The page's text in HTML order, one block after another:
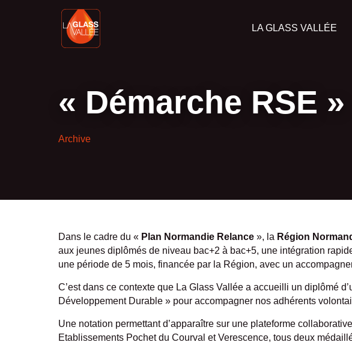
LA GLASS VALLÉE
« Démarche RSE »
Archive
Dans le cadre du « Plan Normandie Relance », la Région
aux jeunes diplômés de niveau bac+2 à bac+5, une intégration
une période de 5 mois, financée par la Région, avec un
C’est dans ce contexte que La Glass Vallée a accueilli un diplômé
Développement Durable » pour accompagner nos adhérents
Une notation permettant d’apparaître sur une plateforme
Etablissements Pochet du Courval et Verescence, tous deux